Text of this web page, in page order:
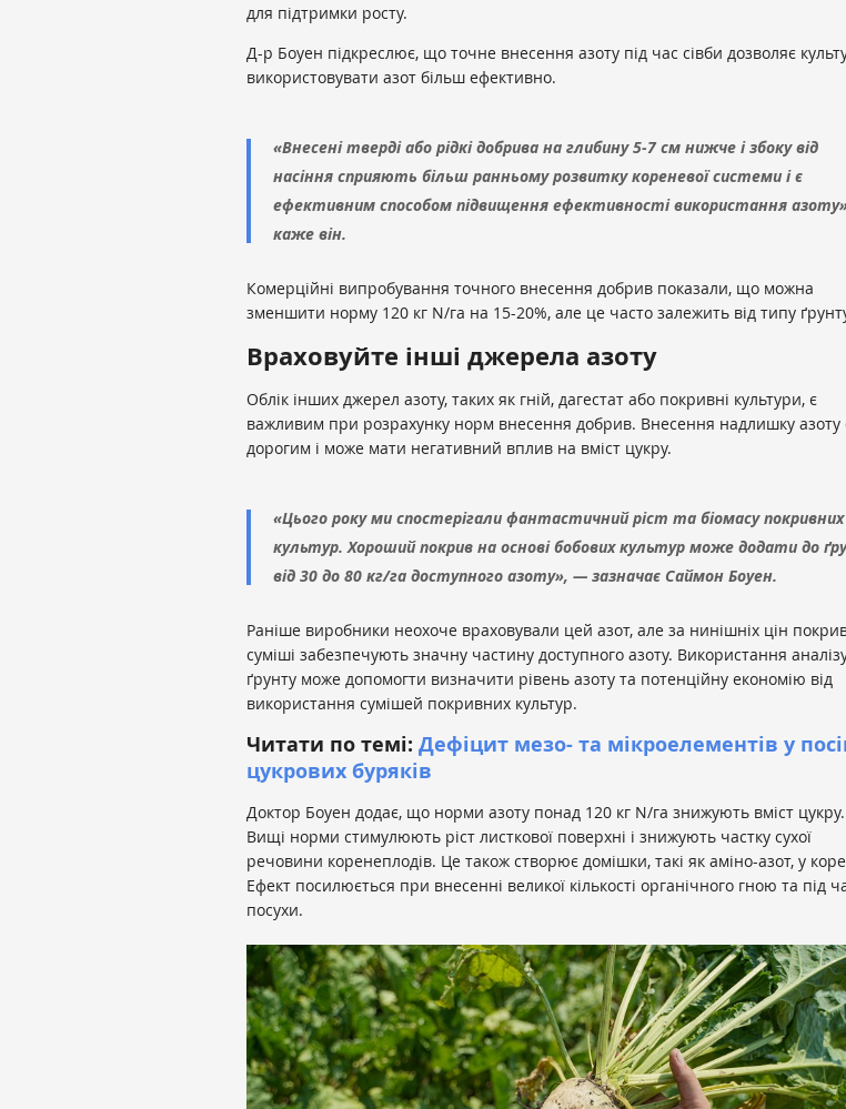
для підтримки росту.
Д-р Боуен підкреслює, що точне внесення азоту під час сівби дозволяє
використовувати азот більш ефективно.
«Внесені тверді або рідкі добрива на глибину 5-7 см нижче і збоку від
насіння сприяють більш ранньому розвитку кореневої системи і є
ефективним способом підвищення ефективності використання
каже він.
Комерційні випробування точного внесення добрив показали, що можна
зменшити норму 120 кг N/га на 15-20%, але це часто залежить від типу
Враховуйте інші джерела азоту
Облік інших джерел азоту, таких як гній, дагестат або покривні культури, є
важливим при розрахунку норм внесення добрив. Внесення надлишку азоту
дорогим і може мати негативний вплив на вміст цукру.
«Цього року ми спостерігали фантастичний ріст та біомасу покривних
культур. Хороший покрив на основі бобових культур може додати до
від 30 до 80 кг/га доступного азоту», — зазначає Саймон Боуен.
Раніше виробники неохоче враховували цей азот, але за нинішніх цін
суміші забезпечують значну частину доступного азоту. Використання
ґрунту може допомогти визначити рівень азоту та потенційну економію від
використання сумішей покривних культур.
Читати по темі: Дефіцит мезо- та мікроелементів у
цукрових буряків
Доктор Боуен додає, що норми азоту понад 120 кг N/га знижують вміст цукру.
Вищі норми стимулюють ріст листкової поверхні і знижують частку сухої
речовини коренеплодів. Це також створює домішки, такі як аміно-азот, у
Ефект посилюється при внесенні великої кількості органічного гною та під
посухи.